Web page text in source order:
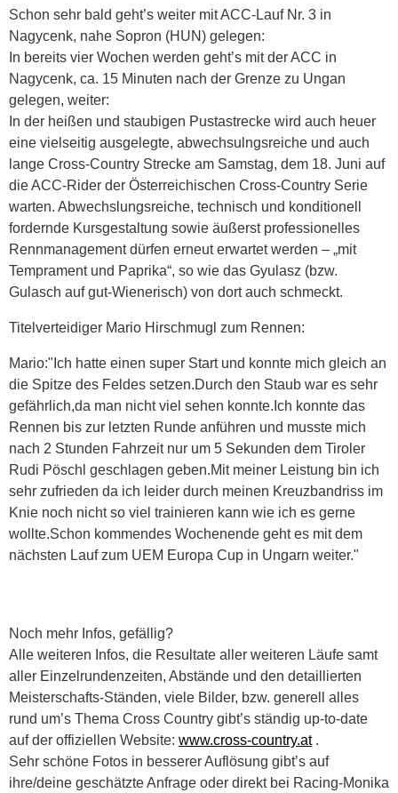
Schon sehr bald geht’s weiter mit ACC-Lauf Nr. 3 in
Nagycenk, nahe Sopron (HUN) gelegen:
In bereits vier Wochen werden geht’s mit der ACC in
Nagycenk, ca. 15 Minuten nach der Grenze zu Ungan
gelegen, weiter:
In der heißen und staubigen Pustastrecke wird auch heuer
eine vielseitig ausgelegte, abwechsulngsreiche und auch
lange Cross-Country Strecke am Samstag, dem 18. Juni auf
die ACC-Rider der Österreichischen Cross-Country Serie
warten. Abwechslungsreiche, technisch und konditionell
fordernde Kursgestaltung sowie äußerst professionelles
Rennmanagement dürfen erneut erwartet werden – „mit
Temprament und Paprika“, so wie das Gyulasz (bzw.
Gulasch auf gut-Wienerisch) von dort auch schmeckt.
Titelverteidiger Mario Hirschmugl zum Rennen:
Mario:"Ich hatte einen super Start und konnte mich gleich an
die Spitze des Feldes setzen.Durch den Staub war es sehr
gefährlich,da man nicht viel sehen konnte.Ich konnte das
Rennen bis zur letzten Runde anführen und musste mich
nach 2 Stunden Fahrzeit nur um 5 Sekunden dem Tiroler
Rudi Pöschl geschlagen geben.Mit meiner Leistung bin ich
sehr zufrieden da ich leider durch meinen Kreuzbandriss im
Knie noch nicht so viel trainieren kann wie ich es gerne
wollte.Schon kommendes Wochenende geht es mit dem
nächsten Lauf zum UEM Europa Cup in Ungarn weiter."
Noch mehr Infos, gefällig?
Alle weiteren Infos, die Resultate aller weiteren Läufe samt
aller Einzelrundenzeiten, Abstände und den detaillierten
Meisterschafts-Ständen, viele Bilder, bzw. generell alles
rund um’s Thema Cross Country gibt’s ständig up-to-date
auf der offiziellen Website: www.cross-country.at.
Sehr schöne Fotos in besserer Auflösung gibt’s auf
ihre/deine geschätzte Anfrage oder direkt bei Racing-Monika